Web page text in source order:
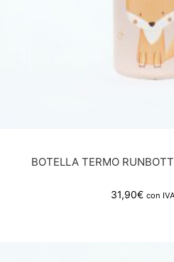
BOTELLA TERMO
31,90€ con